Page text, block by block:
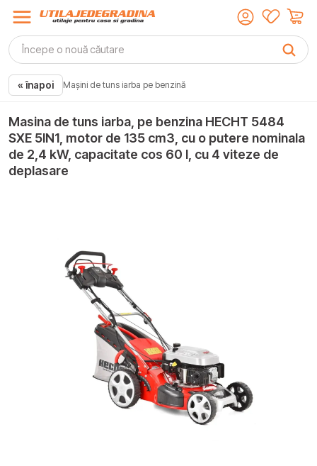
« înapoi Mașini de tuns iarba pe benzină
Masina de tuns iarba, pe benzina HECHT 5484
SXE 5IN1, motor de 135 cm3, cu o putere nominala
de 2,4 kW, capacitate cos 60 l, cu 4 viteze de
deplasare